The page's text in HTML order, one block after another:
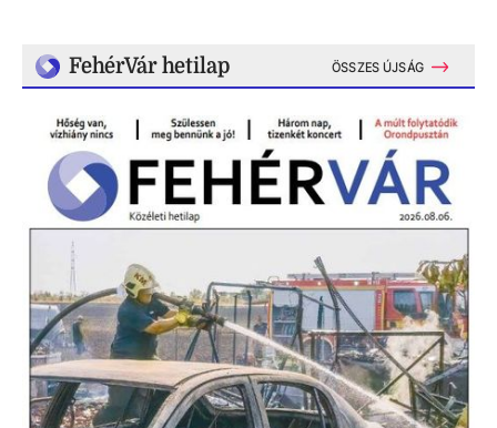
FehérVár hetilap ÖSSZES ÚJSÁG